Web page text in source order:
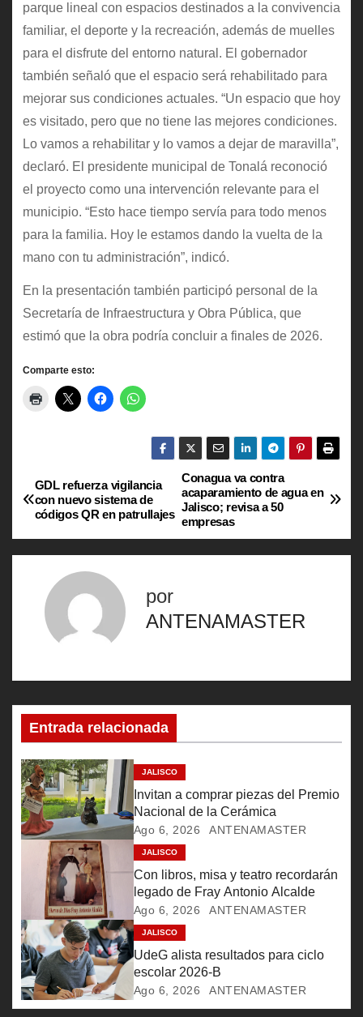
parque lineal con espacios destinados a la convivencia
familiar, el deporte y la recreación, además de muelles
para el disfrute del entorno natural. El gobernador
también señaló que el espacio será rehabilitado para
mejorar sus condiciones actuales. “Un espacio que hoy
es visitado, pero que no tiene las mejores condiciones.
Lo vamos a rehabilitar y lo vamos a dejar de maravilla”,
declaró. El presidente municipal de Tonalá reconoció
el proyecto como una intervención relevante para el
municipio. “Esto hace tiempo servía para todo menos
para la familia. Hoy le estamos dando la vuelta de la
mano con tu administración”, indicó.
En la presentación también participó personal de la
Secretaría de Infraestructura y Obra Pública, que
estimó que la obra podría concluir a finales de 2026.
Comparte esto:
N
a
v
ó
n
d
n
t
r
Conagua va contra
acaparamiento de agua en
Jalisco; revisa a 50
empresas
GDL refuerza vigilancia
con nuevo sistema de
códigos QR en patrullajes
por
ANTENAMASTER
Entrada relacionada
JALISCO
Invitan a comprar piezas del Premio
Nacional de la Cerámica
Ago 6, 2026 ANTENAMASTER
JALISCO
Con libros, misa y teatro recordarán
legado de Fray Antonio Alcalde
Ago 6, 2026 ANTENAMASTER
JALISCO
UdeG alista resultados para ciclo
escolar 2026-B
Ago 6, 2026 ANTENAMASTER